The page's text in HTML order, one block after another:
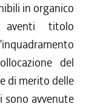
in organico
titolo
del
di merito delle
sono avvenute